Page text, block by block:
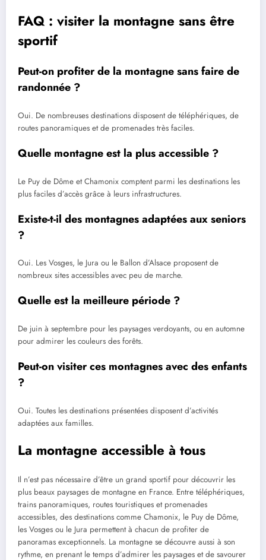
FAQ : visiter la montagne sans être
sportif
Peut-on profiter de la montagne sans faire de
randonnée ?
Oui. De nombreuses destinations disposent de téléphériques, de
routes panoramiques et de promenades très faciles.
Quelle montagne est la plus accessible ?
Le Puy de Dôme et Chamonix comptent parmi les destinations les
plus faciles d’accès grâce à leurs infrastructures.
Existe-t-il des montagnes adaptées aux seniors
?
Oui. Les Vosges, le Jura ou le Ballon d’Alsace proposent de
nombreux sites accessibles avec peu de marche.
Quelle est la meilleure période ?
De juin à septembre pour les paysages verdoyants, ou en automne
pour admirer les couleurs des forêts.
Peut-on visiter ces montagnes avec des enfants
?
Oui. Toutes les destinations présentées disposent d’activités
adaptées aux familles.
La montagne accessible à tous
Il n’est pas nécessaire d’être un grand sportif pour découvrir les
plus beaux paysages de montagne en France. Entre téléphériques,
trains panoramiques, routes touristiques et promenades
accessibles, des destinations comme Chamonix, le Puy de Dôme,
les Vosges ou le Jura permettent à chacun de profiter de
panoramas exceptionnels. La montagne se découvre aussi à son
rythme, en prenant le temps d’admirer les paysages et de savourer